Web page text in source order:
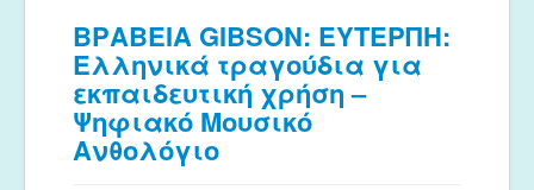
ΒΡΑΒΕΙΑ GIBSON: ΕΥΤΕΡΠΗ:
Ελληνικά τραγούδια για
εκπαιδευτική χρήση –
Ψηφιακό Μουσικό
Ανθολόγιο